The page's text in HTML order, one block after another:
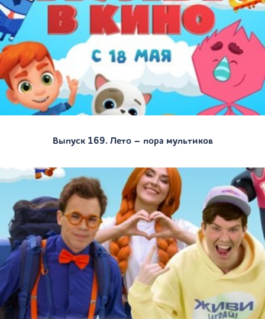
Выпуск 169. Лето – пора мультиков